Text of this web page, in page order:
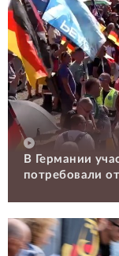
В Германии
потребовали